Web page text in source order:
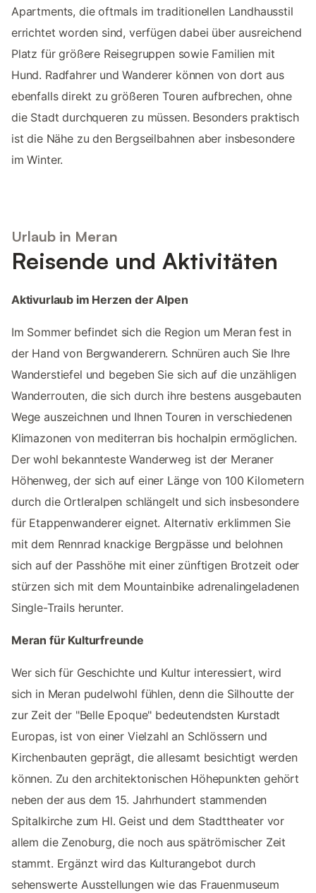
Apartments, die oftmals im traditionellen Landhausstil
errichtet worden sind, verfügen dabei über ausreichend
Platz für größere Reisegruppen sowie Familien mit
Hund. Radfahrer und Wanderer können von dort aus
ebenfalls direkt zu größeren Touren aufbrechen, ohne
die Stadt durchqueren zu müssen. Besonders praktisch
ist die Nähe zu den Bergseilbahnen aber insbesondere
im Winter.
Urlaub in Meran
Reisende und Aktivitäten
Aktivurlaub im Herzen der Alpen
Im Sommer befindet sich die Region um Meran fest in
der Hand von Bergwanderern. Schnüren auch Sie Ihre
Wanderstiefel und begeben Sie sich auf die unzähligen
Wanderrouten, die sich durch ihre bestens ausgebauten
Wege auszeichnen und Ihnen Touren in verschiedenen
Klimazonen von mediterran bis hochalpin ermöglichen.
Der wohl bekannteste Wanderweg ist der Meraner
Höhenweg, der sich auf einer Länge von 100 Kilometern
durch die Ortleralpen schlängelt und sich insbesondere
für Etappenwanderer eignet. Alternativ erklimmen Sie
mit dem Rennrad knackige Bergpässe und belohnen
sich auf der Passhöhe mit einer zünftigen Brotzeit oder
stürzen sich mit dem Mountainbike adrenalingeladenen
Single-Trails herunter.
Meran für Kulturfreunde
Wer sich für Geschichte und Kultur interessiert, wird
sich in Meran pudelwohl fühlen, denn die Silhoutte der
zur Zeit der "Belle Epoque" bedeutendsten Kurstadt
Europas, ist von einer Vielzahl an Schlössern und
Kirchenbauten geprägt, die allesamt besichtigt werden
können. Zu den architektonischen Höhepunkten gehört
neben der aus dem 15. Jahrhundert stammenden
Spitalkirche zum Hl. Geist und dem Stadttheater vor
allem die Zenoburg, die noch aus spätrömischer Zeit
stammt. Ergänzt wird das Kulturangebot durch
sehenswerte Ausstellungen wie das Frauenmuseum